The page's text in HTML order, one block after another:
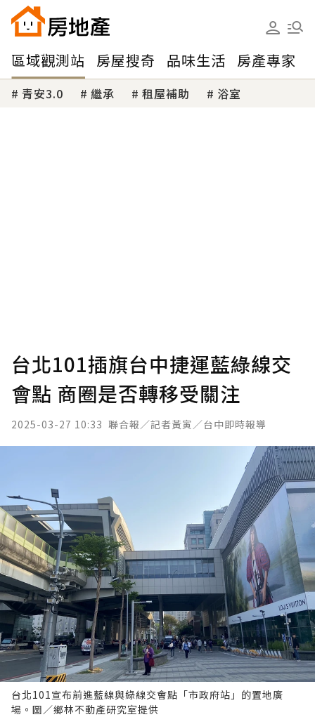
區域觀測站 房屋搜奇 品味生活 房產專家
青安3.0 繼承 租屋補助 浴室
台北101插旗台中捷運藍綠線交
會點 商圈是否轉移受關注
2025-03-27 10:33 聯合報／記者黃寅／台中即時報導
台北101宣布前進藍線與綠線交會點「市政府站」的置地廣
場。圖／鄉林不動產研究室提供